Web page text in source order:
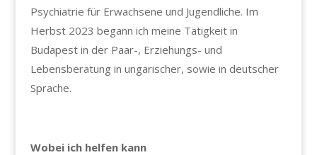
Psychiatrie für Erwachsene und Jugendliche. Im
Herbst 2023 begann ich meine Tätigkeit in
Budapest in der Paar-, Erziehungs- und
Lebensberatung in ungarischer, sowie in deutscher
Sprache.
Wobei ich helfen kann